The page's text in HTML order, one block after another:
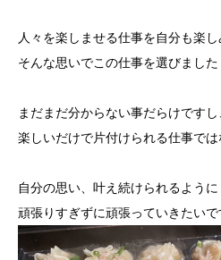
人々を楽しませる仕事を自分も楽し
そんな思いでこの仕事を選びました
まだまだ分からない事だらけですし
楽しいだけで片付けられる仕事では
自分の思い、叶え続けられるように
頑張りすぎずに頑張っていきたいで